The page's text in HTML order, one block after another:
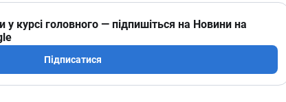
курсі головного — підпишіться на Новини на
Підписатися